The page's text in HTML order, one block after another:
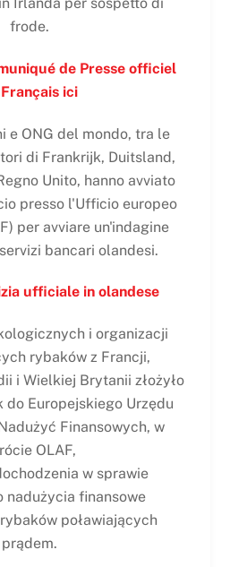
frode.
de Presse officiel
ici
e ONG del mondo, tra le
di Frankrijk, Duitsland,
Unito, hanno avviato
presso l'Ufficio europeo
per avviare un'indagine
bancari olandesi.
ufficiale in olandese
i organizacji
rybaków z Francji,
i Wielkiej Brytanii złożyło
do Europejskiego Urzędu
Finansowych, w
OLAF,
w sprawie
nadużycia finansowe
poławiających
prądem.